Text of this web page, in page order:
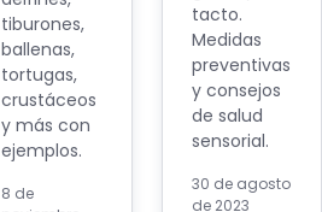
tiburones,
ballenas,
tortugas,
crustáceos
y más con
ejemplos.
8 de
tacto.
Medidas
preventivas
y consejos
de salud
sensorial.
30 de agosto
de 2023